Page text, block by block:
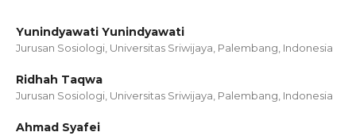
Yunindyawati Yunindyawati
Jurusan Sosiologi, Universitas Sriwijaya, Palembang, Indonesia
Ridhah Taqwa
Jurusan Sosiologi, Universitas Sriwijaya, Palembang, Indonesia
Ahmad Syafei